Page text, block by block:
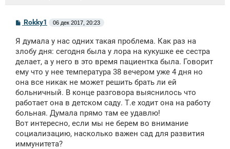
С
о
б
щ
н
и
Rokky1 06 дек 2017, 20:23
Я думала у нас одних такая проблема. Как раз на
злобу дня: сегодня была у лора на кукушке ее сестра
делает, а у него в это время пациентка была. Говорит
ему что у нее температура 38 вечером уже 4 дня но
она все никак не может решить брать ли ей
больничный. В конце разговора выяснилось что
работает она в детском саду. Т.е ходит она на работу
больная. Думала прямо там ее удавлю!
Вот интересно, если мы не берем во внимание
социализацию, насколько важен сад для развития
иммунитета?